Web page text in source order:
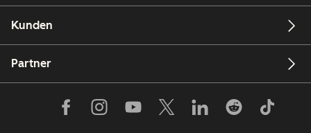
Kunden
Partner